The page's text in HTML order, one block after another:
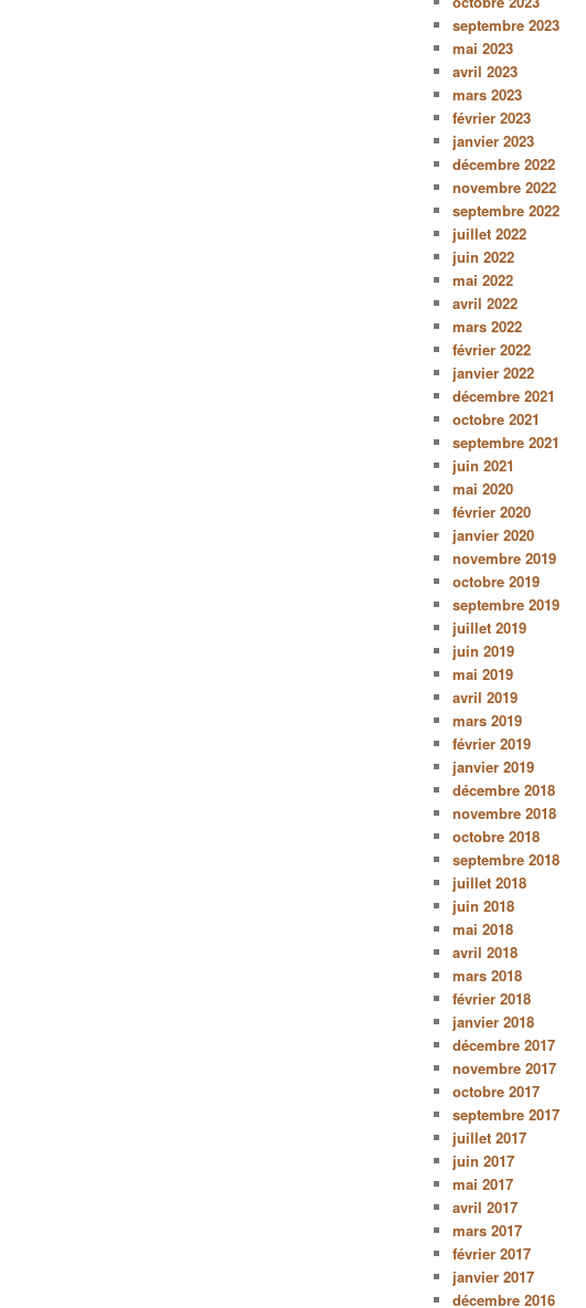
septembre 2023
mai 2023
avril 2023
mars 2023
février 2023
janvier 2023
décembre 2022
novembre 2022
septembre 2022
juillet 2022
juin 2022
mai 2022
avril 2022
mars 2022
février 2022
janvier 2022
décembre 2021
octobre 2021
septembre 2021
juin 2021
mai 2020
février 2020
janvier 2020
novembre 2019
octobre 2019
septembre 2019
juillet 2019
juin 2019
mai 2019
avril 2019
mars 2019
février 2019
janvier 2019
décembre 2018
novembre 2018
octobre 2018
septembre 2018
juillet 2018
juin 2018
mai 2018
avril 2018
mars 2018
février 2018
janvier 2018
décembre 2017
novembre 2017
octobre 2017
septembre 2017
juillet 2017
juin 2017
mai 2017
avril 2017
mars 2017
février 2017
janvier 2017
décembre 2016